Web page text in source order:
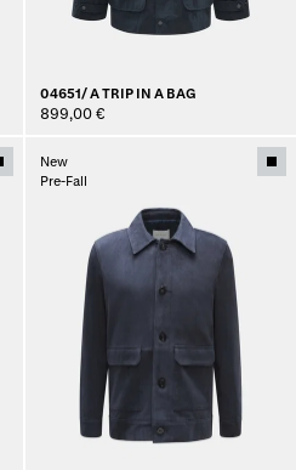
04651/ A TRIP IN A BAG
899,00 €
New
Pre-Fall